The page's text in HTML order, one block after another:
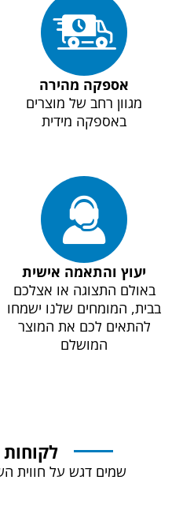
אספקה מהירה
מגוון רחב של מוצרים
באספקה מידית
יעוץ והתאמה אישית
באולם התצוגה או אצלכם
בבית, המומחים שלנו ישמחו
להתאים לכם את המוצר
המושלם
שמים דגש על חווית